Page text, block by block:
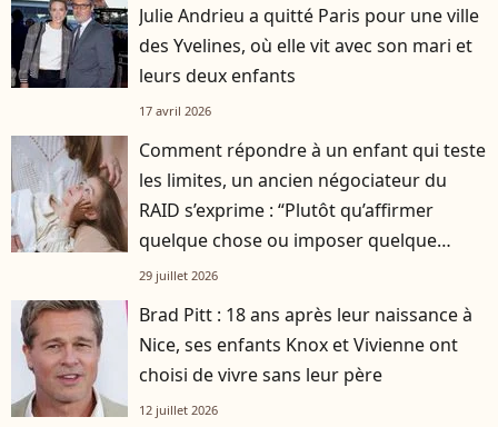
Julie Andrieu a quitté Paris pour une ville
des Yvelines, où elle vit avec son mari et
leurs deux enfants
17 avril 2026
Comment répondre à un enfant qui teste
les limites, un ancien négociateur du
RAID s’exprime : “Plutôt qu’affirmer
quelque chose ou imposer quelque
chose…”
29 juillet 2026
Brad Pitt : 18 ans après leur naissance à
Nice, ses enfants Knox et Vivienne ont
choisi de vivre sans leur père
12 juillet 2026